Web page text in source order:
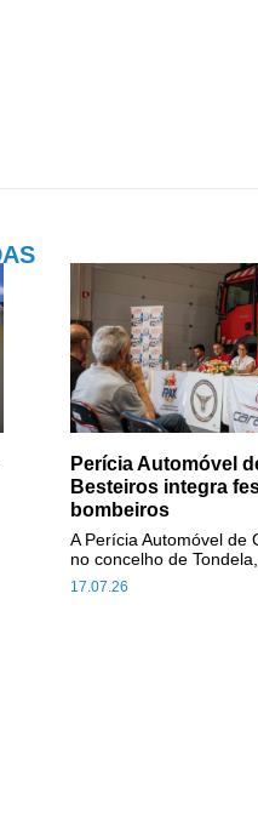
Perícia Automóvel
Besteiros integra
bombeiros
17.07.26
A Perícia Automóvel de
no concelho de